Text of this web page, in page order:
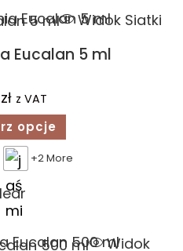
Widok Siatki
Eucalan 5 ml
zł z VAT
opcje
+2 More
Widok